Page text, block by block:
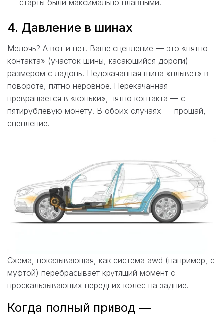
старты были максимально плавными.
4. Давление в шинах
Мелочь? А вот и нет. Ваше сцепление — это «пятно
контакта» (участок шины, касающийся дороги)
размером с ладонь. Недокачанная шина «плывет» в
повороте, пятно неровное. Перекачанная —
превращается в «коньки», пятно контакта — с
пятирублевую монету. В обоих случаях — прощай,
сцепление.
Схема, показывающая, как система awd (например, с
муфтой) перебрасывает крутящий момент с
проскальзывающих передних колес на задние.
Когда полный привод —